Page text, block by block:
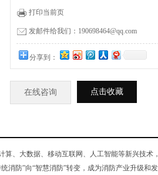
打印当前页
发邮件给我们：190698464@qq.com
分享到：
在线咨询 点击收藏
、大数据、移动互联网、人工智能等新兴技术
消防”向“智慧消防”转变，成为消防产业升级和